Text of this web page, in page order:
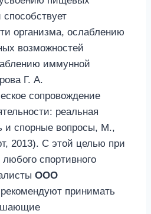
способствует
организма, ослаблению
возможностей
иммунной
Г. А.
сопровождение
реальная
и спорные вопросы, М.,
2013). С этой целью при
спортивного
ООО
рекомендуют принимать